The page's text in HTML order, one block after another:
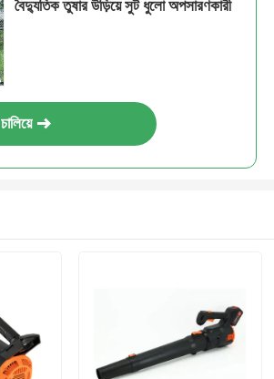
বৈদ্যুতিক তুষার উড়িয়ে সুট ধুলো অপসারণকারী
চালিয়ে